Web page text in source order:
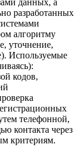
разработанных
алгоритму
уточнение,
Используемые
кодов,
телефонной,
контакта через
критериям.